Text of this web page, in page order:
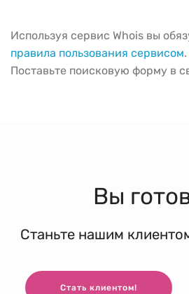
Используя сервис Whois вы
правила пользования сервисом.
Поставьте поисковую форму в
Вы
Станьте нашим
Стать клиентом!